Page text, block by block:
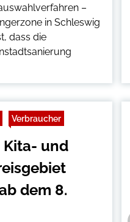
–
in Schleswig
dass die
Verbraucher
und
dem 8.